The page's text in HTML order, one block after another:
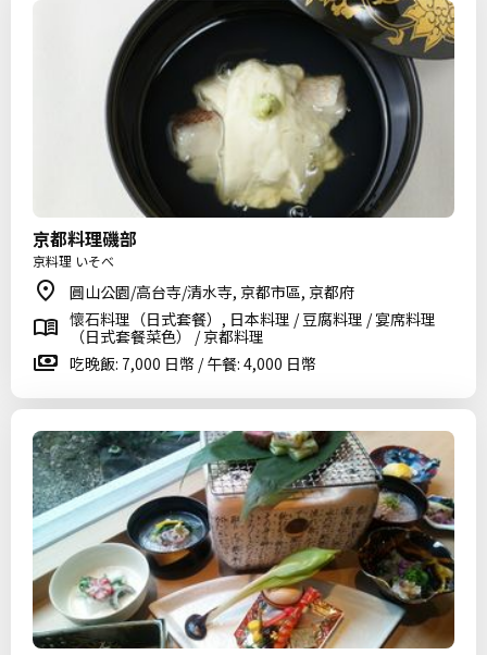
京都料理磯部
京料理 いそべ
圓山公園/高台寺/清水寺, 京都市區, 京都府
懷石料理（日式套餐）, 日本料理 / 豆腐料理 / 宴席料理
（日式套餐菜色） / 京都料理
吃晚飯: 7,000 日幣 / 午餐: 4,000 日幣